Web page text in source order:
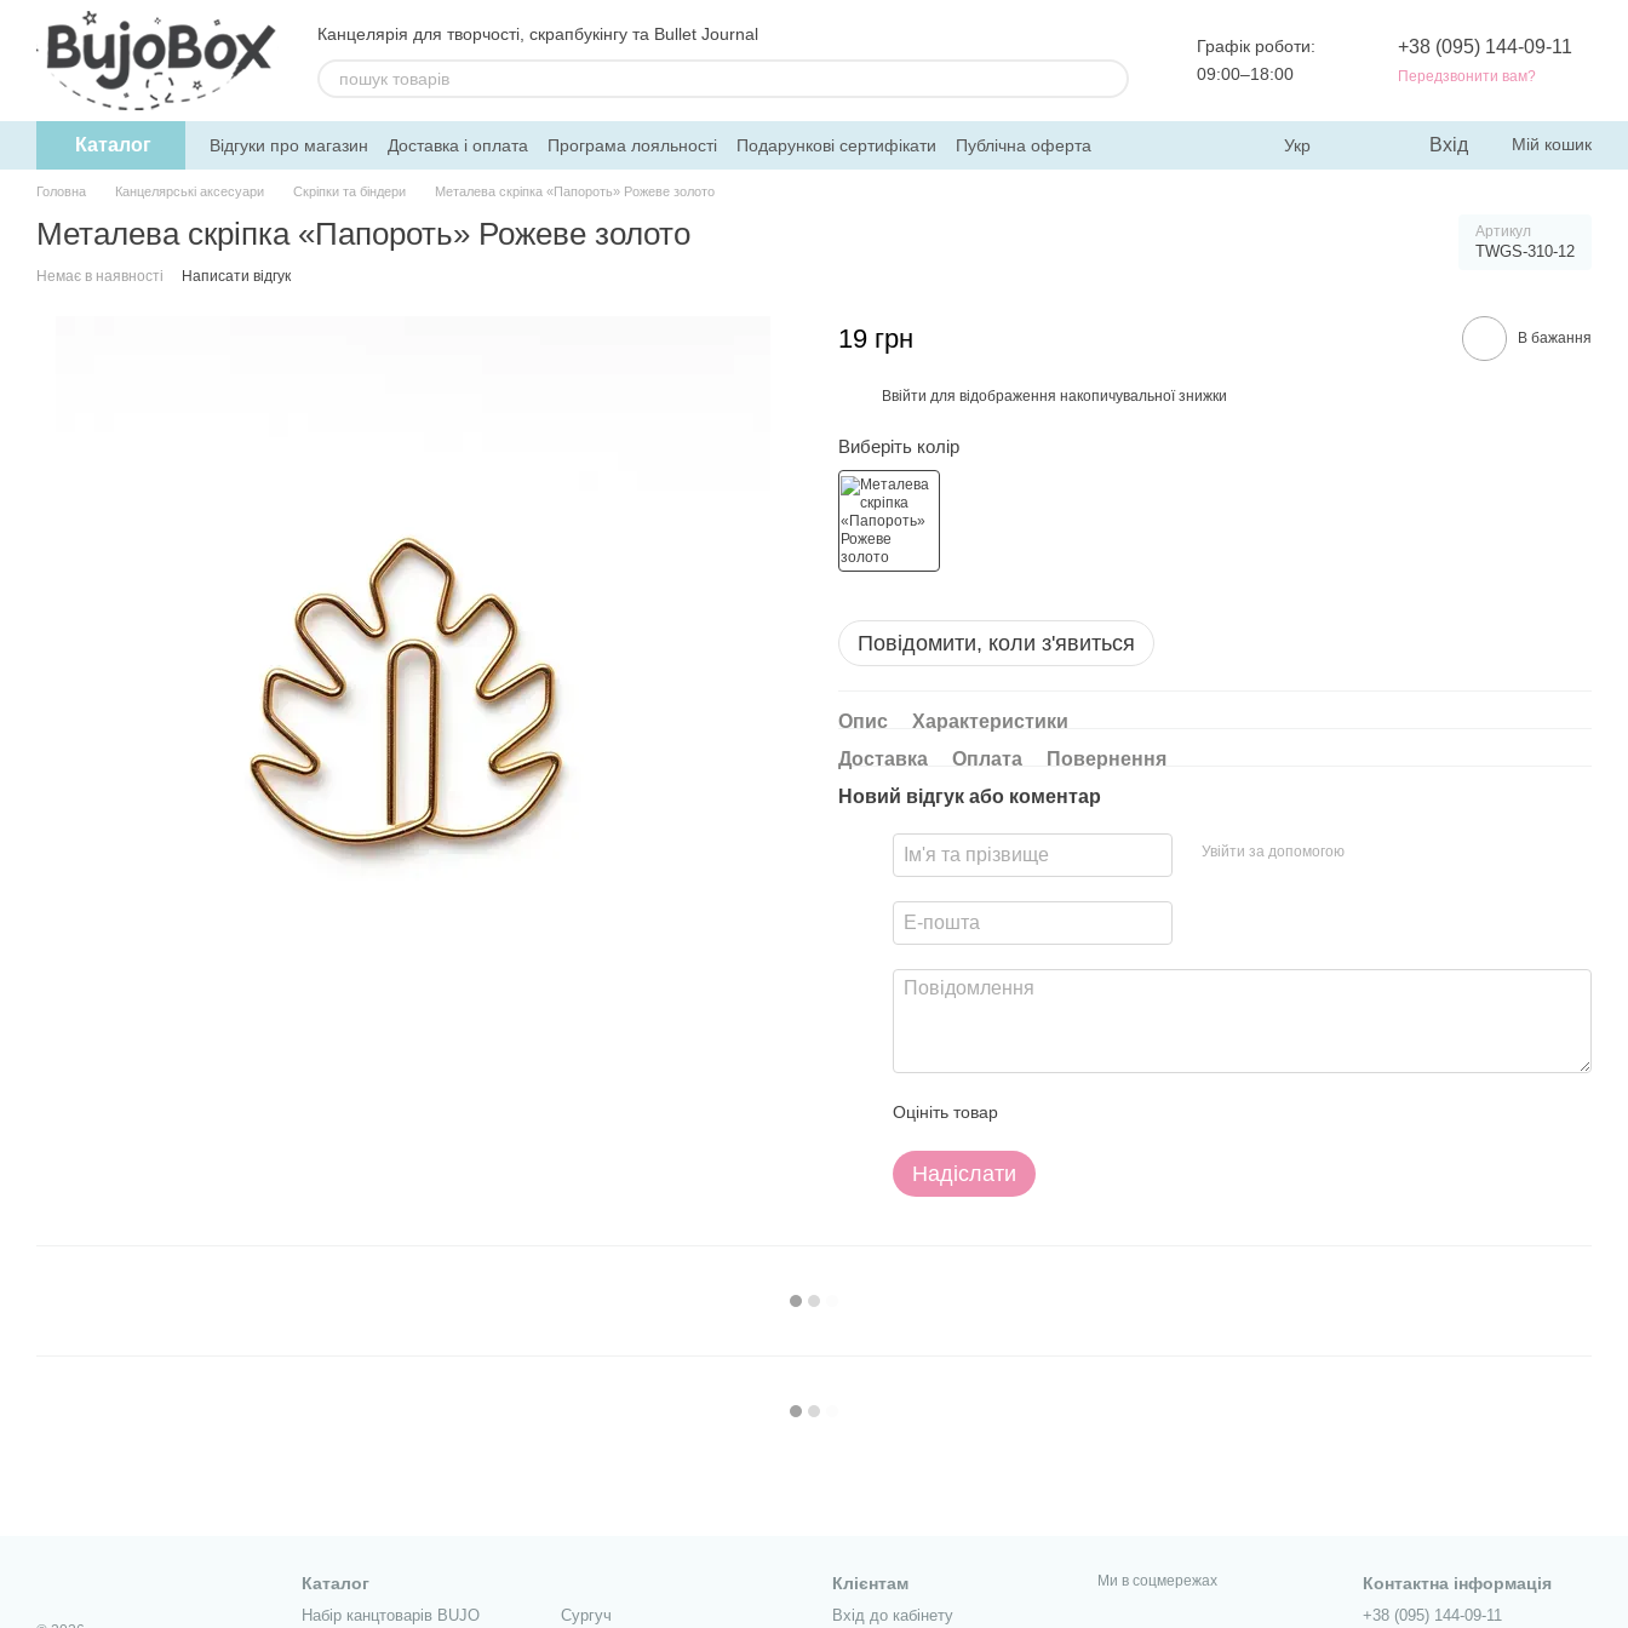
Перейти до основного контенту
Канцелярія для творчості, скрапбукінгу та Bullet Journal
Графік роботи:
09:00–18:00
+38 (095) 144-09-11
Передзвонити вам?
Каталог Відгуки про магазин Доставка і оплата Програма лояльності Подарункові сертифікати
Публічна оферта
Угода користувача
Обмін та повернення Блог Контакти Про магазин
Укр Вхід Мій кошик
Головна Канцелярські аксесуари Скріпки та біндери Металева скріпка «Папороть» Рожеве золото
Металева скріпка «Папороть» Рожеве золото Артикул
TWGS-310-12
Немає в наявності Написати відгук
19 грн В бажання
Ввійти для відображення накопичувальної знижки
Виберіть колір
Повідомити, коли з'явиться
Опис
Характеристики
Доставка
Оплата
Повернення
Новий відгук або коментар
Увійти за допомогою
Оцініть товар
Надіслати
Каталог
Набір канцтоварів BUJO Сургуч
Клієнтам
Вхід до кабінету
Ми в соцмережах Контактна інформація
+38 (095) 144-09-11